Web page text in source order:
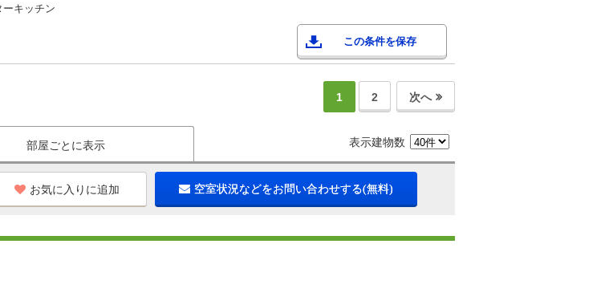
ーキッチン
この条件を保存
1 2 次へ
部屋ごとに表示 表示建物数
お気に入りに追加 空室状況などをお問い合わせする(無料)